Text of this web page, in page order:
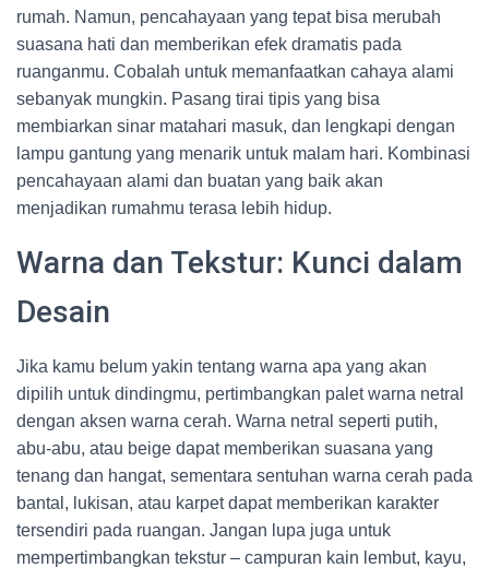
rumah. Namun, pencahayaan yang tepat bisa merubah
suasana hati dan memberikan efek dramatis pada
ruanganmu. Cobalah untuk memanfaatkan cahaya alami
sebanyak mungkin. Pasang tirai tipis yang bisa
membiarkan sinar matahari masuk, dan lengkapi dengan
lampu gantung yang menarik untuk malam hari. Kombinasi
pencahayaan alami dan buatan yang baik akan
menjadikan rumahmu terasa lebih hidup.
Warna dan Tekstur: Kunci dalam
Desain
Jika kamu belum yakin tentang warna apa yang akan
dipilih untuk dindingmu, pertimbangkan palet warna netral
dengan aksen warna cerah. Warna netral seperti putih,
abu-abu, atau beige dapat memberikan suasana yang
tenang dan hangat, sementara sentuhan warna cerah pada
bantal, lukisan, atau karpet dapat memberikan karakter
tersendiri pada ruangan. Jangan lupa juga untuk
mempertimbangkan tekstur – campuran kain lembut, kayu,